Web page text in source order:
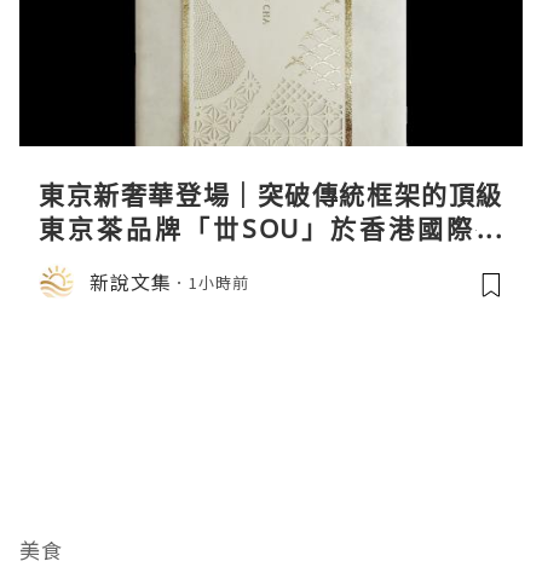
東京新奢華登場｜突破傳統框架的頂級
東京茶品牌「丗SOU」於香港國際茶
展首度亮相
新說文集 1小時前
美食